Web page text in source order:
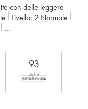
con delle leggere
Livello: 2 Normale
93